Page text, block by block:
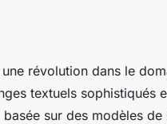
révolution dans le
textuels sophistiqués
sur des modèles